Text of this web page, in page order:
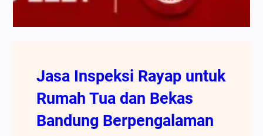
Jasa Inspeksi Rayap untuk
Rumah Tua dan Bekas
Bandung Berpengalaman